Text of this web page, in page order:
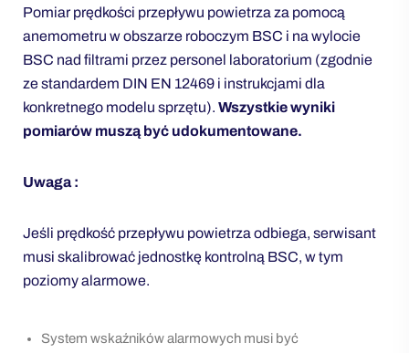
Pomiar prędkości przepływu powietrza za pomocą
anemometru w obszarze roboczym BSC i na wylocie
BSC nad filtrami przez personel laboratorium (zgodnie
ze standardem DIN EN 12469 i instrukcjami dla
konkretnego modelu sprzętu). Wszystkie wyniki
pomiarów muszą być udokumentowane.
Uwaga :
Jeśli prędkość przepływu powietrza odbiega, serwisant
musi skalibrować jednostkę kontrolną BSC, w tym
poziomy alarmowe.
System wskaźników alarmowych musi być